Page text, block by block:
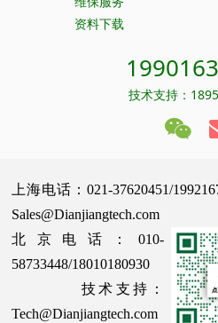
资料下载
技术支持：
上海电话：021-37620451/
Sales@Dianjiangtech.com
北京电话：010-
58733448/18010180930
技术支持：
Tech@Dianjiangtech.com